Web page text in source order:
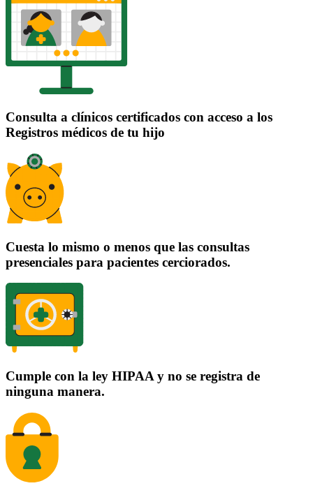
Consulta a clínicos certificados con acceso a los
Registros médicos de tu hijo
Cuesta lo mismo o menos que las consultas
presenciales para pacientes cerciorados.
Cumple con la ley HIPAA y no se registra de
ninguna manera.